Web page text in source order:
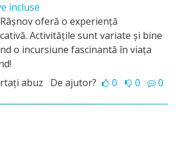
incluse
oferă o experiență
Activitățile sunt variate și bine
o incursiune fascinantă în viața
abuz De ajutor? 0 0 0